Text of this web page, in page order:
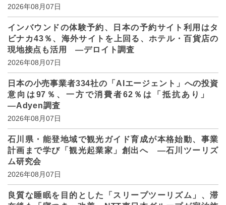
2026年08月07日
インバウンドの体験予約、日本の予約サイト利用はタ
ビナカ43％、海外サイトを上回る、ホテル・百貨店の
現地接点も活用 ―デロイト調査
2026年08月07日
日本の小売事業者334社の「AIエージェント」への投資
意向は97％、一方で消費者62％は「抵抗あり」
―Adyen調査
2026年08月07日
石川県・能登地域で観光ガイド育成が本格始動、事業
計画まで学び「観光起業家」創出へ ―石川ツーリズ
ム研究会
2026年08月07日
良質な睡眠を目的とした「スリープツーリズム」、滞